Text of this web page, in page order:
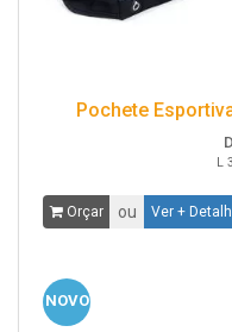
Pochete
L
Orçar ou Ver +
NOVO